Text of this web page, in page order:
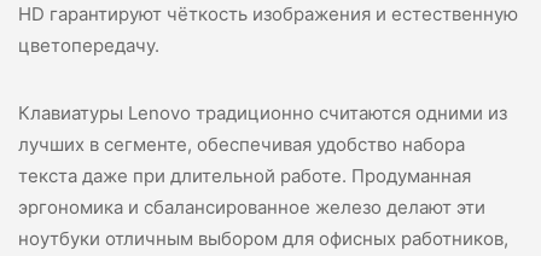
HD гарантируют чёткость изображения и естественную
цветопередачу.
Клавиатуры Lenovo традиционно считаются одними из
лучших в сегменте, обеспечивая удобство набора
текста даже при длительной работе. Продуманная
эргономика и сбалансированное железо делают эти
ноутбуки отличным выбором для офисных работников,